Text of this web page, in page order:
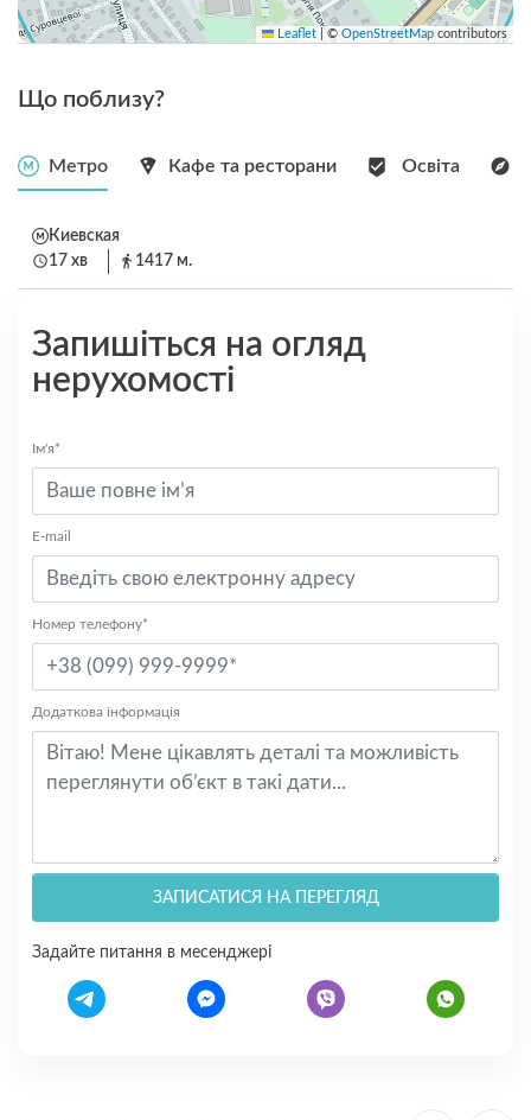
Leaflet © OpenStreetMap contributors
Що поблизу?
Метро Кафе та ресторани Освіта
Киевская
17 хв
1417 м.
Запишіться на огляд
нерухомості
Ім'я*
E-mail
Номер телефону*
Додаткова інформація
ЗАПИСАТИСЯ НА ПЕРЕГЛЯД
Задайте питання в месенджері